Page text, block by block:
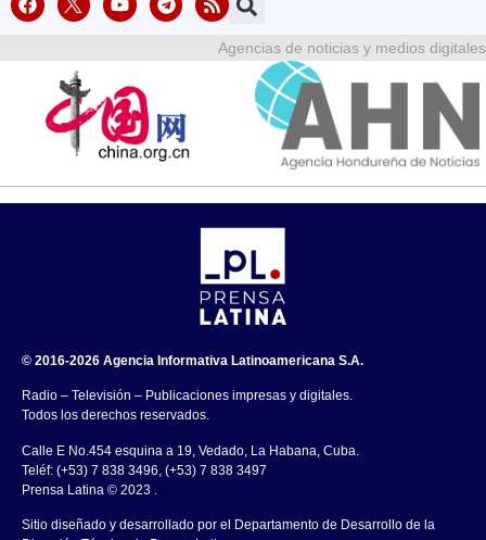
Agencias de noticias y medios digitales
© 2016-2026 Agencia Informativa Latinoamericana S.A.
Radio – Televisión – Publicaciones impresas y digitales.
Todos los derechos reservados.
Calle E No.454 esquina a 19, Vedado, La Habana, Cuba.
Teléf: (+53) 7 838 3496, (+53) 7 838 3497
Prensa Latina © 2023 .
Sitio diseñado y desarrollado por el Departamento de Desarrollo de la